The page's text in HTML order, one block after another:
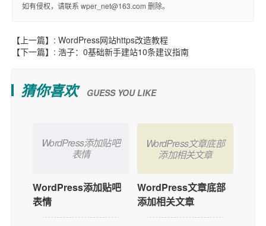
如有侵权，请联系 wper_net@163.com 删除。
【上一篇】: WordPress网站https改造教程
【下一篇】: 浩子：0基础新手建站10条建议指南
猜你喜欢 GUESS YOU LIKE
WordPress添加贴吧
表情
WordPress添加贴吧
表情
WordPress文章底部
添加相关文章
WordPress文章底部
添加相关文章